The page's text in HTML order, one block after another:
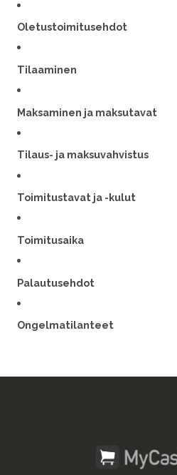
Oletustoimitusehdot
Tilaaminen
Maksaminen ja maksutavat
Tilaus- ja maksuvahvistus
Toimitustavat ja -kulut
Toimitusaika
Palautusehdot
Ongelmatilanteet